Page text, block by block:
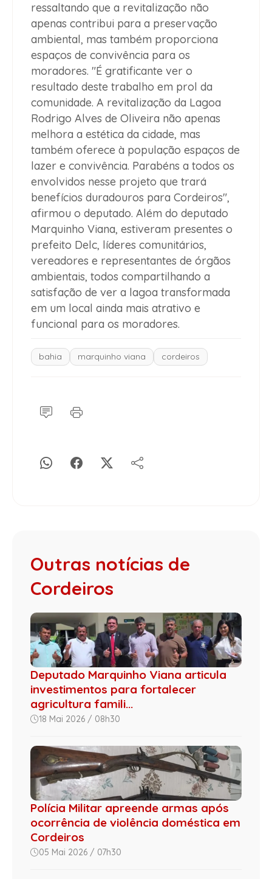
ressaltando que a revitalização não
apenas contribui para a preservação
ambiental, mas também proporciona
espaços de convivência para os
moradores. "É gratificante ver o
resultado deste trabalho em prol da
comunidade. A revitalização da Lagoa
Rodrigo Alves de Oliveira não apenas
melhora a estética da cidade, mas
também oferece à população espaços de
lazer e convivência. Parabéns a todos os
envolvidos nesse projeto que trará
benefícios duradouros para Cordeiros",
afirmou o deputado. Além do deputado
Marquinho Viana, estiveram presentes o
prefeito Delc, líderes comunitários,
vereadores e representantes de órgãos
ambientais, todos compartilhando a
satisfação de ver a lagoa transformada
em um local ainda mais atrativo e
funcional para os moradores.
bahia marquinho viana cordeiros
Outras notícias de
Cordeiros
Deputado Marquinho Viana articula
investimentos para fortalecer
agricultura famili...
18 Mai 2026 / 08h30
Polícia Militar apreende armas após
ocorrência de violência doméstica em
Cordeiros
05 Mai 2026 / 07h30